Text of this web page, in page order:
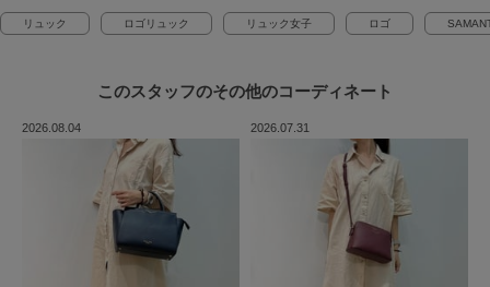
リュック ロゴリュック リュック女子 ロゴ
このスタッフのその他のコーディネート
2026.08.04 2026.07.31